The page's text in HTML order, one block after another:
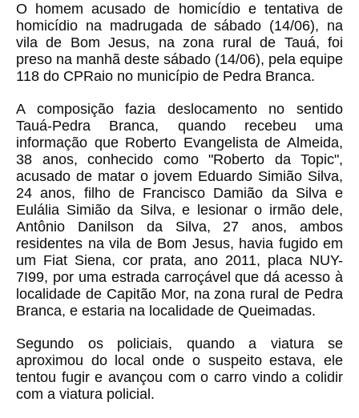
O homem acusado de homicídio e tentativa de
homicídio na madrugada de sábado (14/06), na
vila de Bom Jesus, na zona rural de Tauá, foi
preso na manhã deste sábado (14/06), pela equipe
118 do CPRaio no município de Pedra Branca.
A composição fazia deslocamento no sentido
Tauá-Pedra Branca, quando recebeu uma
informação que Roberto Evangelista de Almeida,
38 anos, conhecido como "Roberto da Topic",
acusado de matar o jovem Eduardo Simião Silva,
24 anos, filho de Francisco Damião da Silva e
Eulália Simião da Silva, e lesionar o irmão dele,
Antônio Danilson da Silva, 27 anos, ambos
residentes na vila de Bom Jesus, havia fugido em
um Fiat Siena, cor prata, ano 2011, placa NUY-
7I99, por uma estrada carroçável que dá acesso à
localidade de Capitão Mor, na zona rural de Pedra
Branca, e estaria na localidade de Queimadas.
Segundo os policiais, quando a viatura se
aproximou do local onde o suspeito estava, ele
tentou fugir e avançou com o carro vindo a colidir
com a viatura policial.